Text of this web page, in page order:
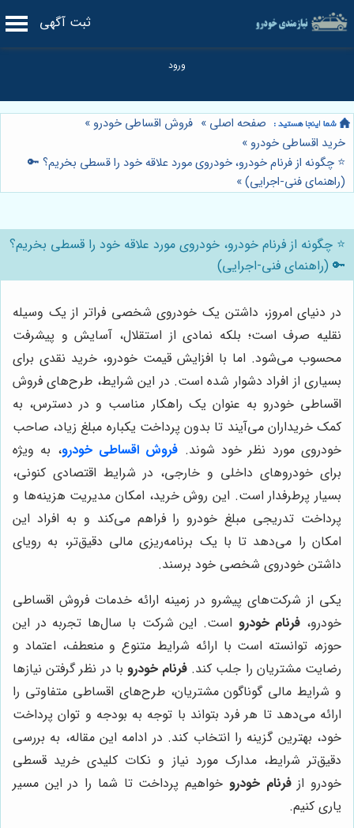
ثبت آگهی
صفحه اصلی » فروش اقساطی خودرو »
خرید اقساطی خودرو »
⭐️ چگونه از فرنام خودرو، خودروی مورد علاقه خود را قسطی بخریم؟ 🔑
(راهنمای فنی-اجرایی)»
⭐️ چگونه از فرنام خودرو، خودروی مورد علاقه خود را قسطی بخریم؟
🔑 (راهنمای فنی-اجرایی)
در دنیای امروز، داشتن یک خودروی شخصی فراتر از یک وسیله
نقلیه صرف است؛ بلکه نمادی از استقلال، آسایش و پیشرفت
محسوب می‌شود. اما با افزایش قیمت خودرو، خرید نقدی برای
بسیاری از افراد دشوار شده است. در این شرایط، طرح‌های فروش
اقساطی خودرو به عنوان یک راهکار مناسب و در دسترس، به
کمک خریداران می‌آیند تا بدون پرداخت یکباره مبلغ زیاد، صاحب
خودروی مورد نظر خود شوند. فروش اقساطی خودرو، به ویژه
برای خودروهای داخلی و خارجی، در شرایط اقتصادی کنونی،
بسیار پرطرفدار است. این روش خرید، امکان مدیریت هزینه‌ها و
پرداخت تدریجی مبلغ خودرو را فراهم می‌کند و به افراد این
امکان را می‌دهد تا با یک برنامه‌ریزی مالی دقیق‌تر، به رویای
داشتن خودروی شخصی خود برسند.
یکی از شرکت‌های پیشرو در زمینه ارائه خدمات فروش اقساطی
خودرو، فرنام خودرو است. این شرکت با سال‌ها تجربه در این
حوزه، توانسته است با ارائه شرایط متنوع و منعطف، اعتماد و
رضایت مشتریان را جلب کند. فرنام خودرو با در نظر گرفتن نیازها
و شرایط مالی گوناگون مشتریان، طرح‌های اقساطی متفاوتی را
ارائه می‌دهد تا هر فرد بتواند با توجه به بودجه و توان پرداخت
خود، بهترین گزینه را انتخاب کند. در ادامه این مقاله، به بررسی
دقیق‌تر شرایط، مدارک مورد نیاز و نکات کلیدی خرید قسطی
خودرو ازفرنام خودرو خواهیم پرداخت تا شما را در این مسیر
یاری کنیم.